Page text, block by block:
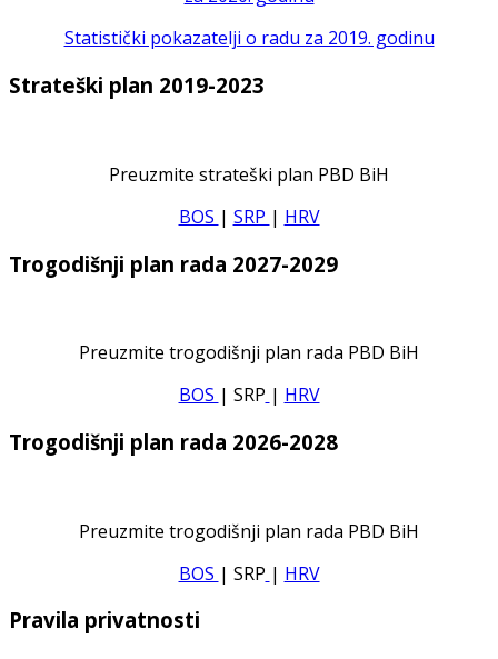
Statistički pokazatelji o radu za 2019. godinu
Strateški plan 2019-2023
Preuzmite strateški plan PBD BiH
BOS | SRP | HRV
Trogodišnji plan rada 2027-2029
Preuzmite trogodišnji plan rada PBD BiH
BOS | SRP | HRV
Trogodišnji plan rada 2026-2028
Preuzmite trogodišnji plan rada PBD BiH
BOS | SRP | HRV
Pravila privatnosti